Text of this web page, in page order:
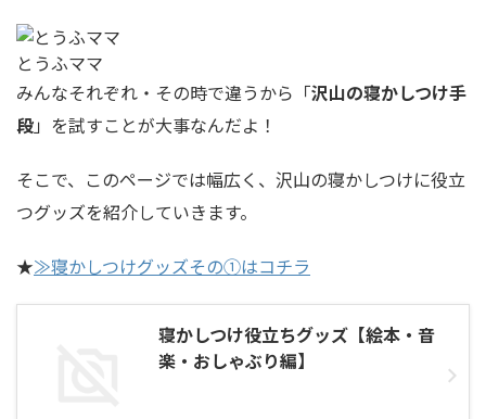
とうふママ
みんなそれぞれ・その時で違うから「沢山の寝かしつけ手
段」を試すことが大事なんだよ！
そこで、このページでは幅広く、沢山の寝かしつけに役立
つグッズを紹介していきます。
★≫寝かしつけグッズその①はコチラ
寝かしつけ役立ちグッズ【絵本・音
楽・おしゃぶり編】